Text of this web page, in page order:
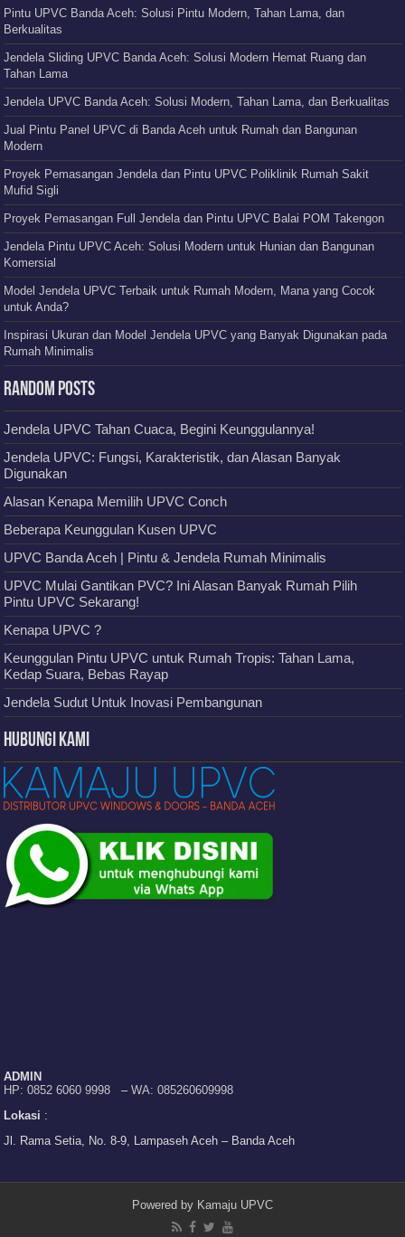
Pintu UPVC Banda Aceh: Solusi Pintu Modern, Tahan Lama, dan
Berkualitas
Jendela Sliding UPVC Banda Aceh: Solusi Modern Hemat Ruang dan
Tahan Lama
Jendela UPVC Banda Aceh: Solusi Modern, Tahan Lama, dan Berkualitas
Jual Pintu Panel UPVC di Banda Aceh untuk Rumah dan Bangunan
Modern
Proyek Pemasangan Jendela dan Pintu UPVC Poliklinik Rumah Sakit
Mufid Sigli
Proyek Pemasangan Full Jendela dan Pintu UPVC Balai POM Takengon
Jendela Pintu UPVC Aceh: Solusi Modern untuk Hunian dan Bangunan
Komersial
Model Jendela UPVC Terbaik untuk Rumah Modern, Mana yang Cocok
untuk Anda?
Inspirasi Ukuran dan Model Jendela UPVC yang Banyak Digunakan pada
Rumah Minimalis
Random Posts
Jendela UPVC Tahan Cuaca, Begini Keunggulannya!
Jendela UPVC: Fungsi, Karakteristik, dan Alasan Banyak
Digunakan
Alasan Kenapa Memilih UPVC Conch
Beberapa Keunggulan Kusen UPVC
UPVC Banda Aceh | Pintu & Jendela Rumah Minimalis
UPVC Mulai Gantikan PVC? Ini Alasan Banyak Rumah Pilih
Pintu UPVC Sekarang!
Kenapa UPVC ?
Keunggulan Pintu UPVC untuk Rumah Tropis: Tahan Lama,
Kedap Suara, Bebas Rayap
Jendela Sudut Untuk Inovasi Pembangunan
Hubungi Kami
ADMIN
HP: 0852 6060 9998 –WA: 085260609998
Lokasi :
Jl. Rama Setia, No. 8-9, Lampaseh Aceh – Banda Aceh
Powered by Kamaju UPVC